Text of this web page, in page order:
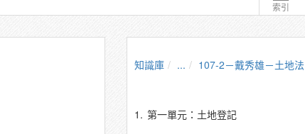
索引
知識庫 ... 107-2－戴秀雄－土地法
1. 第一單元：土地登記